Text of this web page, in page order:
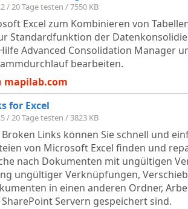
/ 20 Tage testen / 7550 KB
Excel zum Kombinieren von
Standardfunktion der
Advanced Consolidation Manager
bearbeiten.
mapilab.com
for Excel
/ 20 Tage testen / 3823 KB
Links können Sie schnell und
von Microsoft Excel finden und
nach Dokumenten mit ungültigen
ungültiger Verknüpfungen,
in einen anderen Ordner,
Servern gespeichert sind.